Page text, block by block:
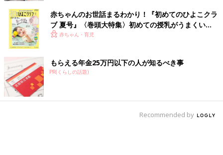
赤ちゃんのお世話まるわかり！『初めてのひよこクラ
ブ 夏号』〈巻頭大特集〉初めての授乳がうまくい
く！ おっぱい・ミルクの基本と夏のトラブル 解決テ
赤ちゃん・育児
もらえる年金25万円以下の人が知るべき事
PR(くらしの話題)
Recommended by